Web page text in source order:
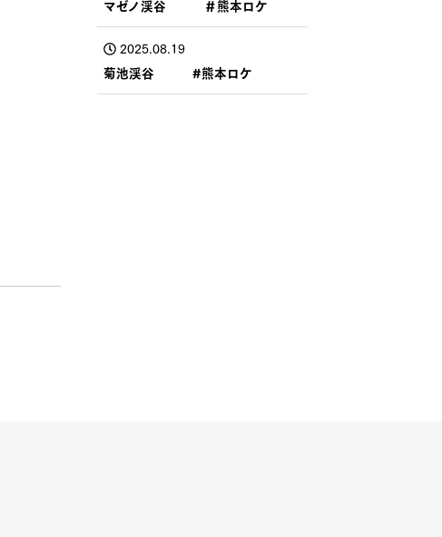
マゼノ渓谷 ＃熊本ロケ
2025.08.19
菊池渓谷 #熊本ロケ